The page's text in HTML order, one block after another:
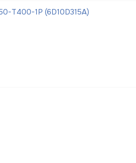
Т400-1Р (6D10D315A)